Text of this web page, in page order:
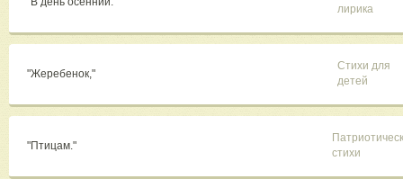
лирика
"Жеребенок,"
Стихи для
детей
"Птицам."
стихи